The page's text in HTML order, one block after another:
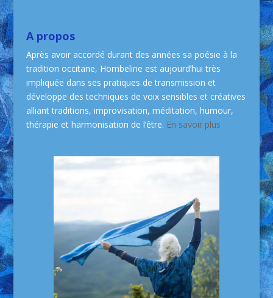
A propos
Après avoir accordé durant des années sa poésie à la
tradition occitane, Hombeline est aujourd’hui très
impliquée dans ses pratiques de transmission et
développe des techniques de voix sensibles et créatives
alliant traditions, improvisation, méditation, humour,
thérapie et harmonisation de l’être. En savoir plus